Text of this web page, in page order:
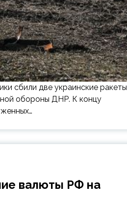
сбили две украинские ракеты
обороны ДНР. К концу
валюты РФ на